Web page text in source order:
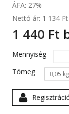
ÁFA: 27%
Nettó ár: 1 134 Ft‎
1 440 Ft‎
Mennyiség
Tömeg
0,05 kg